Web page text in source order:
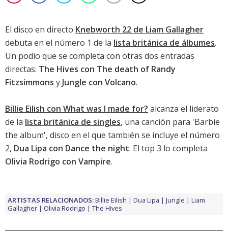
El disco en directo Knebworth 22 de Liam Gallagher
debuta en el número 1 de la lista británica de álbumes.
Un podio que se completa con otras dos entradas
directas: The Hives con The death of Randy
Fitzsimmons y Jungle con Volcano.
Billie Eilish con What was I made for? alcanza el liderato
de la lista británica de singles, una canción para 'Barbie
the album', disco en el que también se incluye el número
2, Dua Lipa con Dance the night. El top 3 lo completa
Olivia Rodrigo con Vampire.
ARTISTAS RELACIONADOS:Billie Eilish Dua Lipa Jungle
Liam
Gallagher
Olivia Rodrigo The Hives